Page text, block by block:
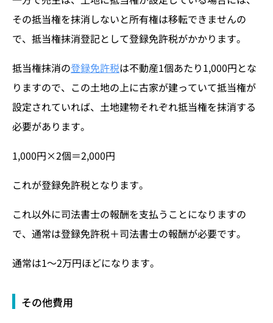
その抵当権を抹消しないと所有権は移転できませんの
で、抵当権抹消登記として登録免許税がかかります。
抵当権抹消の登録免許税は不動産1個あたり1,000円とな
りますので、この土地の上に古家が建っていて抵当権が
設定されていれば、土地建物それぞれ抵当権を抹消する
必要があります。
1,000円×2個＝2,000円
これが登録免許税となります。
これ以外に司法書士の報酬を支払うことになりますの
で、通常は登録免許税＋司法書士の報酬が必要です。
通常は1～2万円ほどになります。
その他費用